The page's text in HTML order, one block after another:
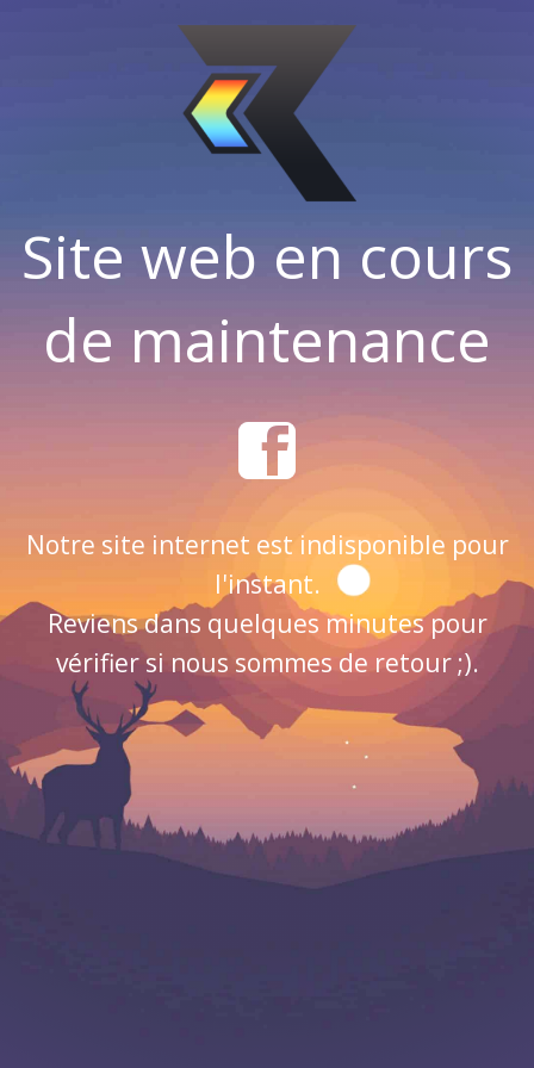
Site web en cours
de maintenance
Notre site internet est indisponible pour
l'instant.
Reviens dans quelques minutes pour
vérifier si nous sommes de retour ;).